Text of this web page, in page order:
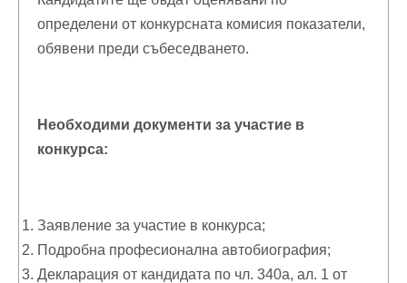
определени от конкурсната комисия показатели,
обявени преди събеседването.
Необходими документи за участие в
конкурса:
Заявление за участие в конкурса;
Подробна професионална автобиография;
Декларация от кандидата по чл. 340а, ал. 1 от